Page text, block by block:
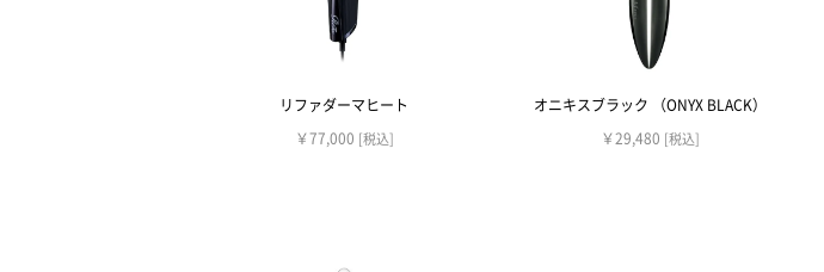
リファダーマヒート
￥77,000 [税込]
オニキスブラック （ONYX BLACK）
￥29,480 [税込]